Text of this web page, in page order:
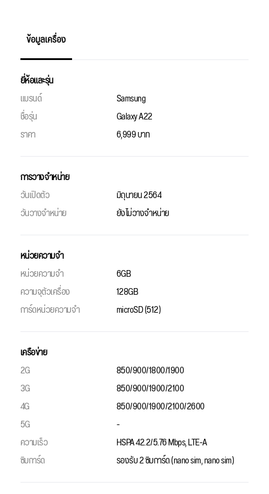
ข้อมูลเครื่อง
ยี่ห้อและรุ่น
แบรนด์
Samsung
ชื่อรุ่น
Galaxy A22
ราคา
6,999 บาท
การวางจำหน่าย
วันเปิดตัว
มิถุนายน 2564
วันวางจำหน่าย
ยังไม่วางจำหน่าย
หน่วยความจำ
หน่วยความจำ
6GB
ความจุตัวเครื่อง
128GB
การ์ดหน่วยความจำ
microSD (512)
เครือข่าย
2G
850/900/1800/1900
3G
850/900/1900/2100
4G
850/900/1900/2100/2600
5G
-
ความเร็ว
HSPA 42.2/5.76 Mbps, LTE-A
ซิมการ์ด
รองรับ 2 ซิมการ์ด (nano sim, nano sim)